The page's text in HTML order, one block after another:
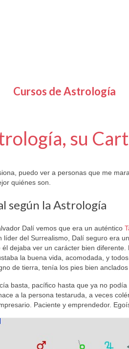
Cursos de Astrología
su
puedo ver a personas que me
quiénes son.
según la Astrología
Dalí vemos que era un auténtico
líder del Surrealismo, Dalí seguro era
dejaba ver un carácter bien
la buena vida, acomodada, y
de tierra, tenía los pies bien
basta, pacífico hasta que ya no
a la persona testaruda, a veces
Paciente y emprendedor.